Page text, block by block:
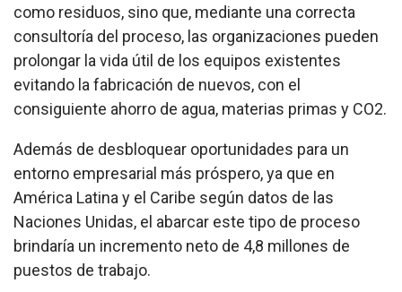
como residuos, sino que, mediante una correcta
consultoría del proceso, las organizaciones pueden
prolongar la vida útil de los equipos existentes
evitando la fabricación de nuevos, con el
consiguiente ahorro de agua, materias primas y CO2.
Además de desbloquear oportunidades para un
entorno empresarial más próspero, ya que en
América Latina y el Caribe según datos de las
Naciones Unidas, el abarcar este tipo de proceso
brindaría un incremento neto de 4,8 millones de
puestos de trabajo.